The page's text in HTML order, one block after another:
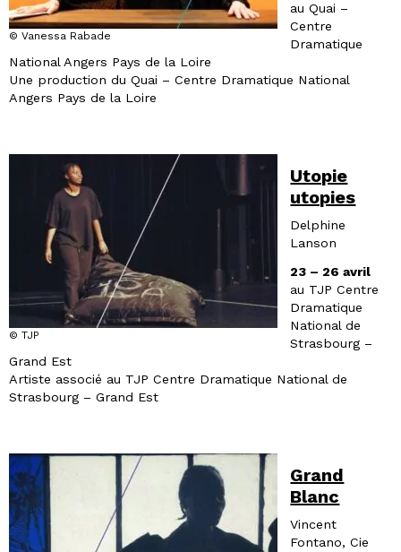
© Vanessa Rabade
au Quai –
Centre
Dramatique
National Angers Pays de la Loire
Une production du Quai – Centre Dramatique National
Angers Pays de la Loire
© TJP
Utopie
utopies
Delphine
Lanson
23 – 26 avril
au TJP Centre
Dramatique
National de
Strasbourg –
Grand Est
Artiste associé au TJP Centre Dramatique National de
Strasbourg – Grand Est
Grand
Blanc
Vincent
Fontano, Cie